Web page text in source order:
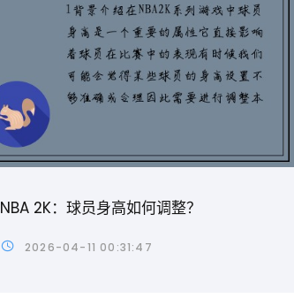
NBA 2K：球员身高如何调整？
2026-04-11 00:31:47